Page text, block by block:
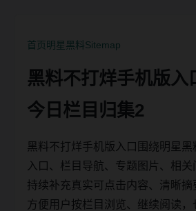
首页明星黑料Sitemap
黑料不打烊手机版入
今日栏目归集2
黑料不打烊手机版入口围绕明星
入口、栏目导航、专题图片、相关
持续补充真实可点击内容、清晰摘
方便用户按栏目浏览、继续阅读，